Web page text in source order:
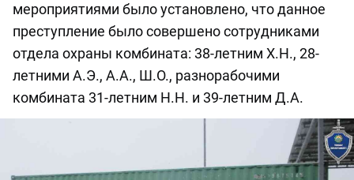
мероприятиями было установлено, что данное
преступление было совершено сотрудниками
отдела охраны комбината: 38-летним Х.Н., 28-
летними А.Э., А.А., Ш.О., разнорабочими
комбината 31-летним Н.Н. и 39-летним Д.А.